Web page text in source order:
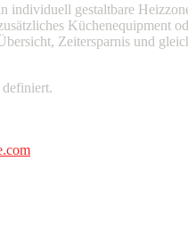
gestaltbare
Zeitersparnis und